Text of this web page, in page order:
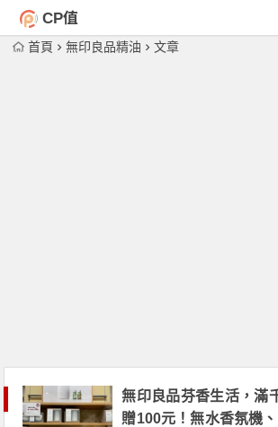
CP值
首頁 無印良品精油 文章
無印良品芬香生活，滿
贈100元！無水香氛機